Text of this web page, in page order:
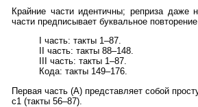
Крайние части идентичны; реприза даже
части предписывает буквальное
I часть: такты 1–87.
II часть: такты 88–148.
III часть: такты 1–87.
Кода: такты 149–176.
Первая часть (A) представляет собой
c1 (такты 56–87).